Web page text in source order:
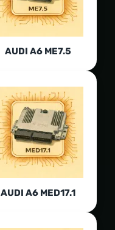
AUDI A6 ME7.5
AUDI A6 MED17.1